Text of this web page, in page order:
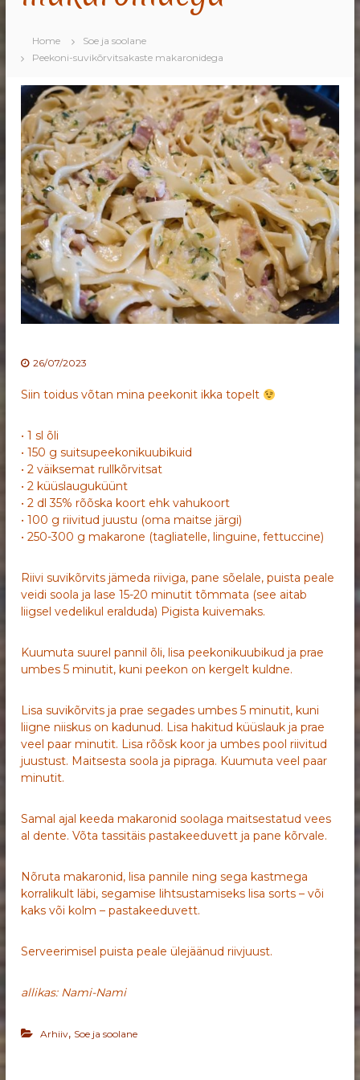
Home
Soe ja soolane
Peekoni-suvikõrvitsakaste makaronidega
26/07/2023
Siin toidus võtan mina peekonit ikka topelt
• 1 sl õli
• 150 g suitsupeekonikuubikuid
• 2 väiksemat rullkõrvitsat
• 2 küüslauguküünt
• 2 dl 35% rõõska koort ehk vahukoort
• 100 g riivitud juustu (oma maitse järgi)
• 250-300 g makarone (tagliatelle, linguine, fettuccine)
Riivi suvikõrvits jämeda riiviga, pane sõelale, puista peale
veidi soola ja lase 15-20 minutit tõmmata (see aitab
liigsel vedelikul eralduda) Pigista kuivemaks.
Kuumuta suurel pannil õli, lisa peekonikuubikud ja prae
umbes 5 minutit, kuni peekon on kergelt kuldne.
Lisa suvikõrvits ja prae segades umbes 5 minutit, kuni
liigne niiskus on kadunud. Lisa hakitud küüslauk ja prae
veel paar minutit. Lisa rõõsk koor ja umbes pool riivitud
juustust. Maitsesta soola ja pipraga. Kuumuta veel paar
minutit.
Samal ajal keeda makaronid soolaga maitsestatud vees
al dente. Võta tassitäis pastakeeduvett ja pane kõrvale.
Nõruta makaronid, lisa pannile ning sega kastmega
korralikult läbi, segamise lihtsustamiseks lisa sorts – või
kaks või kolm – pastakeeduvett.
Serveerimisel puista peale ülejäänud riivjuust.
allikas: Nami-Nami
Arhiiv, Soe ja soolane